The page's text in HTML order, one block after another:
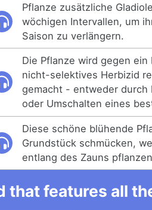
Pflanze zusätzliche
wöchigen Intervallen, um
Saison zu verlängern.
Die Pflanze wird gegen ein
nicht-selektives Herbizid
gemacht - entweder durch
oder Umschalten eines
Diese schöne blühende
Grundstück schmücken,
entlang des Zauns
that features all